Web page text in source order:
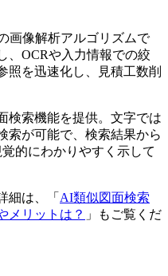
画像解析アルゴリズムで
、OCRや入力情報での絞
照を迅速化し、見積工数削
検索機能を提供。文字では
索が可能で、検索結果から
的にわかりやすく示して
細は、「 AI類似図面検索
メリットは？ 」もご覧くだ